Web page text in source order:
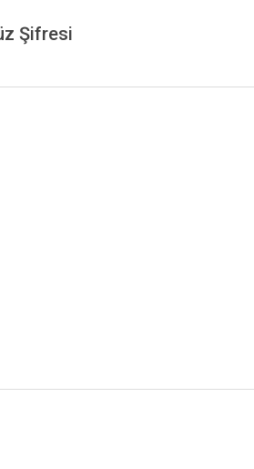
Şifresi